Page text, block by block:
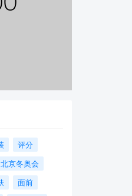
评分
京冬奥会
面前